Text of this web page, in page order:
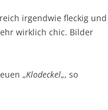
irgendwie fleckig und
wirklich chic. Bilder
„Klodeckel„, so